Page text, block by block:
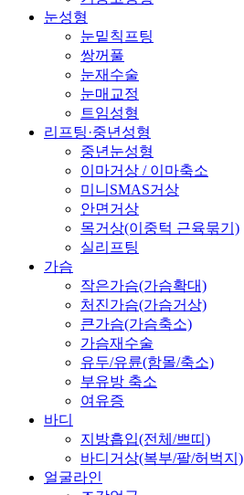
눈성형
눈밑칙프팅
쌍꺼풀
눈재수술
눈매교정
트임성형
리프팅·중년성형
중년눈성형
이마거상 / 이마축소
미니SMAS거상
안면거상
목거상(이중턱 근육묶기)
실리프팅
가슴
작은가슴(가슴확대)
처진가슴(가슴거상)
큰가슴(가슴축소)
가슴재수술
유두/유륜(함몰/축소)
부유방 축소
여유증
바디
지방흡입(전체/쁘띠)
바디거상(복부/팔/허벅지)
얼굴라인